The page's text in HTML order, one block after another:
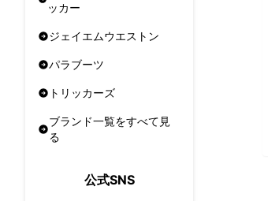
ッカー
ジェイエムウエストン
パラブーツ
トリッカーズ
ブランド一覧をすべて見
る
公式SNS